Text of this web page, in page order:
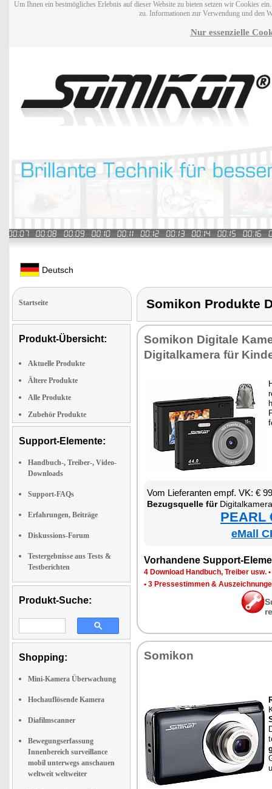
Um Ihnen ein bestmögliches Erlebnis auf dieser Website zu bieten setzen wir Cookies
zu. Informationen zur Verwendung und den
Nur essenzielle
Deutsch
Startseite
Produkt-Übersicht:
Aktuelle Produkte
Ältere Produkte
Alle Produkte
Zubehör Produkte
Support-Elemente:
Handbuch-, Treiber-, Video-
Downloads
Support-FAQs
Erfahrungen, Beiträge
Diskussions-Forum
Testergebnisse aus Tests &
Testberichten
Produkt-Suche:
Shopping:
Mini-Kamera Überwachung
Hochauflösende Kamera
Diafilmscanner
Bewegungserfassung
Innenbereich surveillance
mobil unterwegs anschauen
weltweit weltweiter
Somikon Produkte
So­mi­kon Di­gi­ta­le
Di­gi­tal­ka­me­ra für
Vom Lie­fe­ran­ten empf. VK: €
Be­zugs­quel­le fürDi­gi­tal­ka­me­ra
PEARL
eMall
Vor­han­de­ne Sup­port-
4 Down­load Hand­buch, Trei­ber usw. •
• 3 Pres­se­stim­men &
So­mi­kon